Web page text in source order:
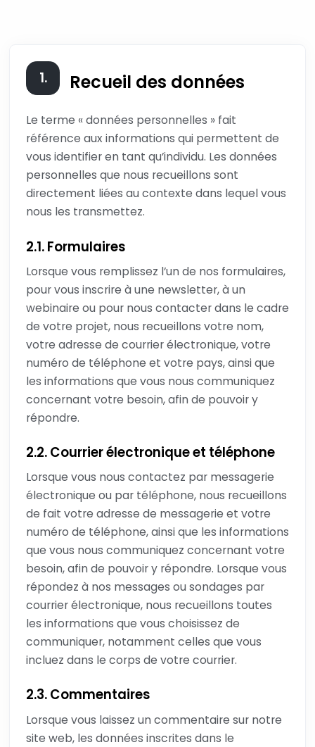
1. Recueil des données
Le terme « données personnelles » fait
référence aux informations qui permettent de
vous identifier en tant qu’individu. Les données
personnelles que nous recueillons sont
directement liées au contexte dans lequel vous
nous les transmettez.
2.1. Formulaires
Lorsque vous remplissez l’un de nos formulaires,
pour vous inscrire à une newsletter, à un
webinaire ou pour nous contacter dans le cadre
de votre projet, nous recueillons votre nom,
votre adresse de courrier électronique, votre
numéro de téléphone et votre pays, ainsi que
les informations que vous nous communiquez
concernant votre besoin, afin de pouvoir y
répondre.
2.2. Courrier électronique et téléphone
Lorsque vous nous contactez par messagerie
électronique ou par téléphone, nous recueillons
de fait votre adresse de messagerie et votre
numéro de téléphone, ainsi que les informations
que vous nous communiquez concernant votre
besoin, afin de pouvoir y répondre. Lorsque vous
répondez à nos messages ou sondages par
courrier électronique, nous recueillons toutes
les informations que vous choisissez de
communiquer, notamment celles que vous
incluez dans le corps de votre courrier.
2.3. Commentaires
Lorsque vous laissez un commentaire sur notre
site web, les données inscrites dans le